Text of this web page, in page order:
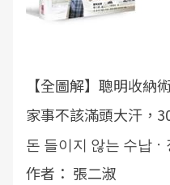
【全圖解】聰明收納
家事不該滿頭大汗，
돈 들이지 않는 수납
作者： 張二淑